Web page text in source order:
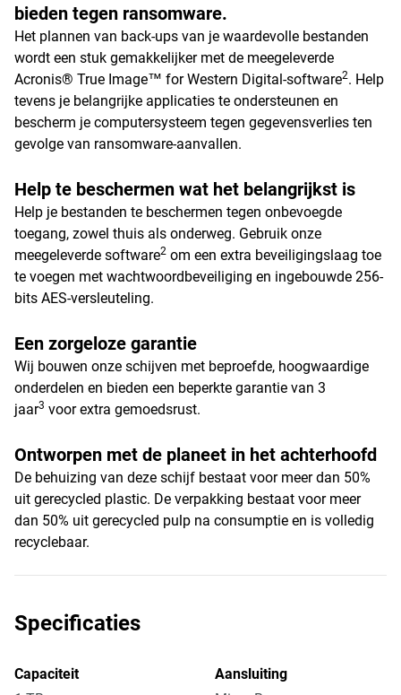
bieden tegen ransomware.
Het plannen van back-ups van je waardevolle bestanden
wordt een stuk gemakkelijker met de meegeleverde
Acronis® True Image™ for Western Digital-software2. Help
tevens je belangrijke applicaties te ondersteunen en
bescherm je computersysteem tegen gegevensverlies ten
gevolge van ransomware-aanvallen.
Help te beschermen wat het belangrijkst is
Help je bestanden te beschermen tegen onbevoegde
toegang, zowel thuis als onderweg. Gebruik onze
meegeleverde software2 om een extra beveiligingslaag toe
te voegen met wachtwoordbeveiliging en ingebouwde 256-
bits AES-versleuteling.
Een zorgeloze garantie
Wij bouwen onze schijven met beproefde, hoogwaardige
onderdelen en bieden een beperkte garantie van 3
jaar3 voor extra gemoedsrust.
Ontworpen met de planeet in het achterhoofd
De behuizing van deze schijf bestaat voor meer dan 50%
uit gerecycled plastic. De verpakking bestaat voor meer
dan 50% uit gerecycled pulp na consumptie en is volledig
recyclebaar.
Specificaties
Capaciteit
Aansluiting